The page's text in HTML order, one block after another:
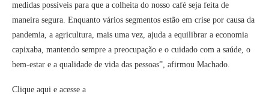
medidas possíveis para que a colheita do nosso café seja feita de
maneira segura. Enquanto vários segmentos estão em crise por causa da
pandemia, a agricultura, mais uma vez, ajuda a equilibrar a economia
capixaba, mantendo sempre a preocupação e o cuidado com a saúde, o
bem-estar e a qualidade de vida das pessoas”, afirmou Machado.
Clique aqui e acesse a